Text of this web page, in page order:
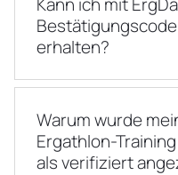
erhalten?
Warum wurde
Ergathlon-
als verifiziert